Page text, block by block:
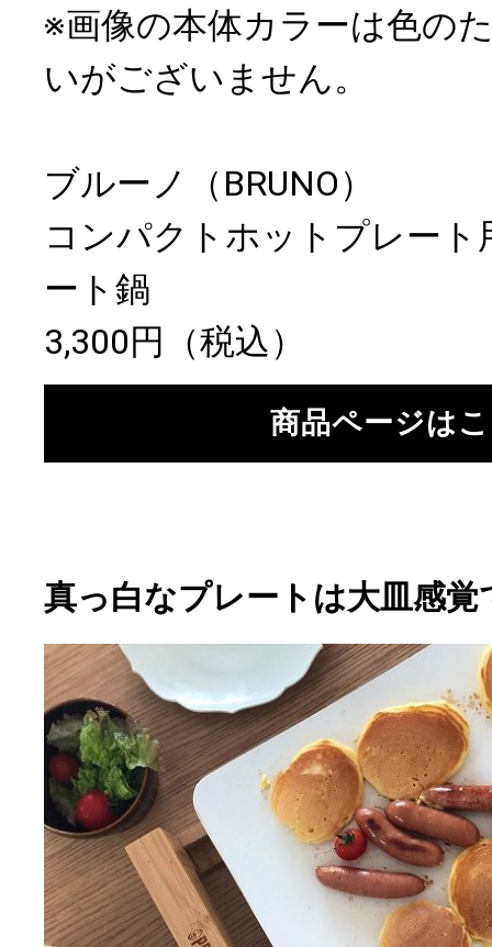
※画像の本体カラーは色の
いがございません。
ブルーノ（BRUNO）
コンパクトホットプレー
ート鍋
3,300円（税込）
商品ページは
真っ白なプレートは大皿感覚